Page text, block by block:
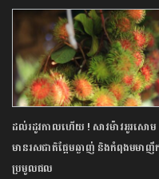
ដល់រដូវកាលហើយ ! សាវម៉ាវអូរសោម
មានរសជាតិផ្អែមឆ្ងាញ់ និងកំពុងមមាញឹ
ប្រមូលផល